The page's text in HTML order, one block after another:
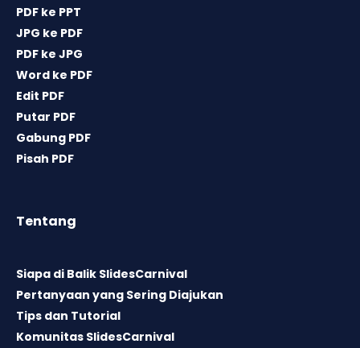
PDF ke PPT
JPG ke PDF
PDF ke JPG
Word ke PDF
Edit PDF
Putar PDF
Gabung PDF
Pisah PDF
Tentang
Siapa di Balik SlidesCarnival
Pertanyaan yang Sering Diajukan
Tips dan Tutorial
Komunitas SlidesCarnival